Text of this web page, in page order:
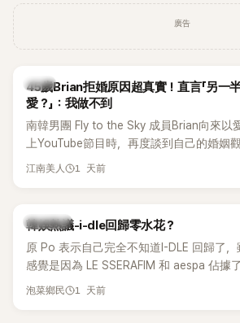
廣告
韓星
45歲Brian拒婚原因超真實！直言「另一
愛？」：我做不到
南韓男團 Fly to the Sky 成員Brian向來以
上YouTube節目時，再度談到自己的婚姻
另一半的口臭、便便臭都要愛」這種說法，
江南美人 1 天前
熱議討論
韓娛熱議-i-dle回歸零水花？
原 Po 表示自己完全不知道I-DLE 回歸了
感覺是因為 LE SSERAFIM 和 aespa 佔據了
泡菜鄉民 1 天前